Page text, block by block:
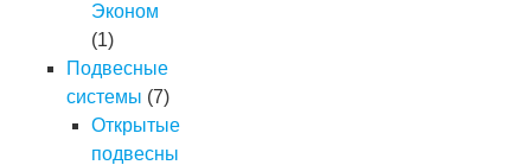
Эконом
(1)
Подвесные
системы (7)
Открытые
подвесны